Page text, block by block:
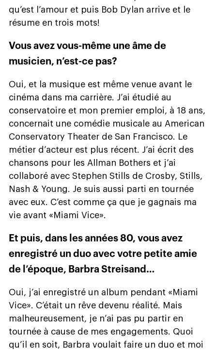
qu’est l’amour et puis Bob Dylan arrive et le
résume en trois mots!
Vous avez vous-même une âme de
musicien, n’est-ce pas?
Oui, et la musique est même venue avant le
cinéma dans ma carrière. J’ai étudié au
conservatoire et mon premier emploi, à 18 ans,
concernait une comédie musicale au American
Conservatory Theater de San Francisco. Le
métier d’acteur est plus récent. J’ai écrit des
chansons pour les Allman Bothers et j’ai
collaboré avec Stephen Stills de Crosby, Stills,
Nash & Young. Je suis aussi parti en tournée
avec eux. C’est comme ça que je gagnais ma
vie avant «Miami Vice».
Et puis, dans les années 80, vous avez
enregistré un duo avec votre petite amie
de l’époque, Barbra Streisand…
Oui, j’ai enregistré un album pendant «Miami
Vice». C’était un rêve devenu réalité. Mais
malheureusement, je n’ai pas pu partir en
tournée à cause de mes engagements. Quoi
qu’il en soit, Barbra voulait faire un duo et moi